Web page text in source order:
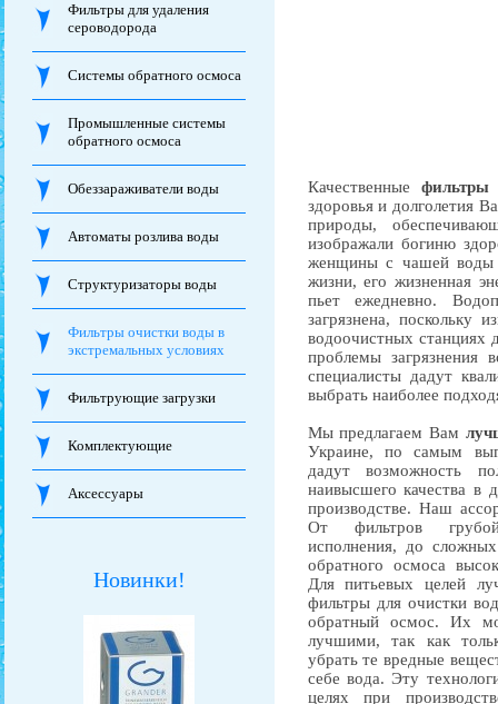
Фильтры для удаления
сероводорода
Системы обратного осмоса
Промышленные системы
обратного осмоса
Обеззараживатели воды
Автоматы розлива воды
Структуризаторы воды
Фильтры очистки воды в
экстремальных условиях
Фильтрующие загрузки
Комплектующие
Аксессуары
Новинки!
Качественные
здоровья и долголетия
природы,
изображали богиню
женщины с чашей воды
жизни, его жизненная
пьет ежедневно.
загрязнена, поскольку
водоочистных станциях
проблемы загрязнения
специалисты дадут
выбрать наиболее
Мы предлагаем Вам
Украине, по самым
дадут возможность
наивысшего качества в
производстве. Наш
От фильтров
исполнения, до
обратного осмоса
Для питьевых целей
фильтры для очистки
обратный осмос. Их
лучшими, так как
убрать те вредные
себе вода. Эту
целях при